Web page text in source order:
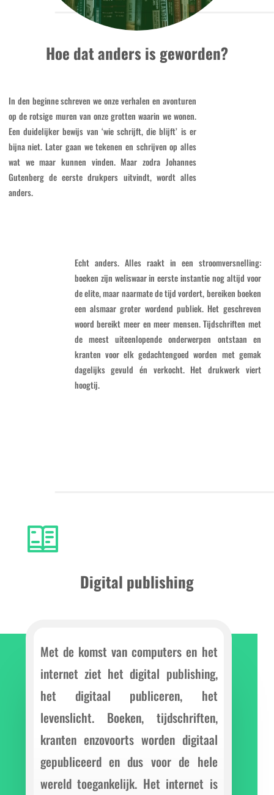
Hoe dat anders is geworden?
In den beginne schreven we onze verhalen en avonturen
op de rotsige muren van onze grotten waarin we wonen.
Een duidelijker bewijs van ‘wie schrijft, die blijft’ is er
bijna niet. Later gaan we tekenen en schrijven op alles
wat we maar kunnen vinden. Maar zodra Johannes
Gutenberg de eerste drukpers uitvindt, wordt alles
anders.
Echt anders. Alles raakt in een stroomversnelling:
boeken zijn weliswaar in eerste instantie nog altijd voor
de elite, maar naarmate de tijd vordert, bereiken boeken
een alsmaar groter wordend publiek. Het geschreven
woord bereikt meer en meer mensen. Tijdschriften met
de meest uiteenlopende onderwerpen ontstaan en
kranten voor elk gedachtengoed worden met gemak
dagelijks gevuld én verkocht. Het drukwerk viert
hoogtij.
Digital publishing
Met de komst van computers en het
internet ziet het digital publishing,
het digitaal publiceren, het
levenslicht. Boeken, tijdschriften,
kranten enzovoorts worden digitaal
gepubliceerd en dus voor de hele
wereld toegankelijk. Het internet is